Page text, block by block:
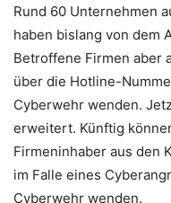
Rund 60 Unternehmen
haben bislang von dem
Betroffene Firmen aber
über die Hotline-
Cyberwehr wenden.
erweitert. Künftig
Firmeninhaber aus den
im Falle eines
Cyberwehr wenden.